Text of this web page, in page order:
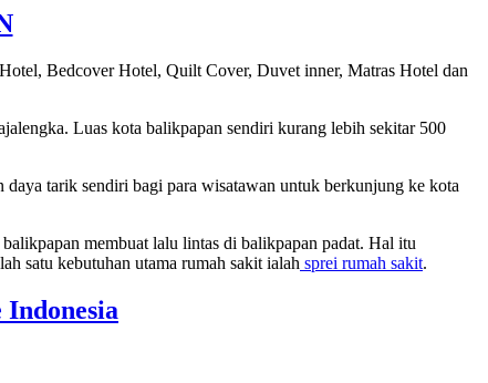
Bedcover Hotel, Quilt Cover, Duvet inner, Matras Hotel dan
Luas kota balikpapan sendiri kurang lebih sekitar 500
tarik sendiri bagi para wisatawan untuk berkunjung ke kota
membuat lalu lintas di balikpapan padat. Hal itu
satu kebutuhan utama rumah sakit ialah sprei rumah sakit.